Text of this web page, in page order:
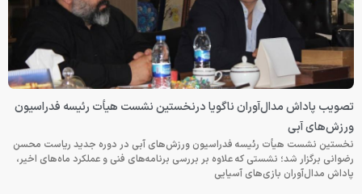
تصویب پاداش مدال‌آوران ناگویا درنخستین نشست هیأت رئیسه فدراسیون
ورزش‌های آبی
نخستین نشست هیأت رئیسه فدراسیون ورزش‌های آبی در دوره جدید ریاست محسن
رضوانی برگزار شد؛ نشستی که علاوه بر بررسی برنامه‌های فنی و عملکرد ماه‌های اخیر،
پاداش مدال‌آوران بازی‌های آسیایی